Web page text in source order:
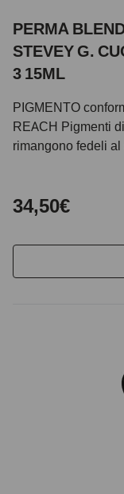
PERMA
STEVEY G.
3 15ML
PIGMENTO
REACH Pigmenti
rimangono fedeli
34,50€